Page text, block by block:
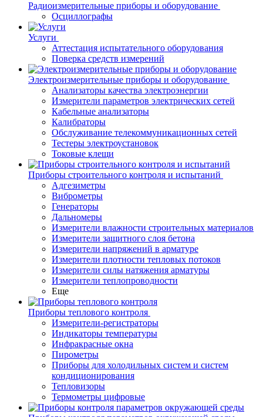
Радиоизмерительные приборы и оборудование
Осциллографы
Услуги
Аттестация испытательного оборудования
Поверка средств измерений
Электроизмерительные приборы и оборудование
Анализаторы качества электроэнергии
Измерители параметров электрических сетей
Кабельные анализаторы
Калибраторы
Обслуживание телекоммуникационных сетей
Тестеры электроустановок
Токовые клещи
Приборы строительного контроля и испытаний
Адгезиметры
Виброметры
Генераторы
Дальномеры
Измерители влажности строительных материалов
Измерители защитного слоя бетона
Измерители напряжений в арматуре
Измерители плотности тепловых потоков
Измерители силы натяжения арматуры
Измерители теплопроводности
Еще
Приборы теплового контроля
Измерители-регистраторы
Индикаторы температуры
Инфракрасные окна
Пирометры
Приборы для холодильных систем и систем
кондиционирования
Тепловизоры
Термометры цифровые